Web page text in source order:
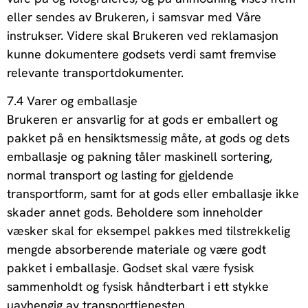
eller sendes av Brukeren, i samsvar med Våre
instrukser. Videre skal Brukeren ved reklamasjon
kunne dokumentere godsets verdi samt fremvise
relevante transportdokumenter.
7.4 Varer og emballasje
Brukeren er ansvarlig for at gods er emballert og
pakket på en hensiktsmessig måte, at gods og dets
emballasje og pakning tåler maskinell sortering,
normal transport og lasting for gjeldende
transportform, samt for at gods eller emballasje ikke
skader annet gods. Beholdere som inneholder
væsker skal for eksempel pakkes med tilstrekkelig
mengde absorberende materiale og være godt
pakket i emballasje. Godset skal være fysisk
sammenholdt og fysisk håndterbart i ett stykke